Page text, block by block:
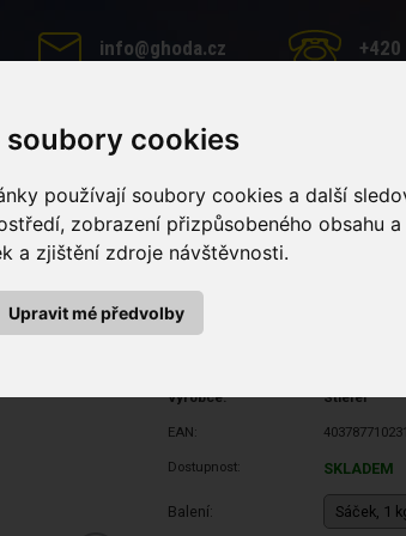
soubory cookies
používají soubory cookies a další
zobrazení přizpůsobeného obsahu
a zjištění zdroje návštěvnosti.
Upravit mé předvolby
info@ghoda.cz
MINERÁLNÍ LIZY PÉČE O KONĚ
(Sáček, 1 kg)
(Sáček, 1 kg)
Výrobce: Stiefel
EAN:
Dostupnost: SKLADEM
Balení: